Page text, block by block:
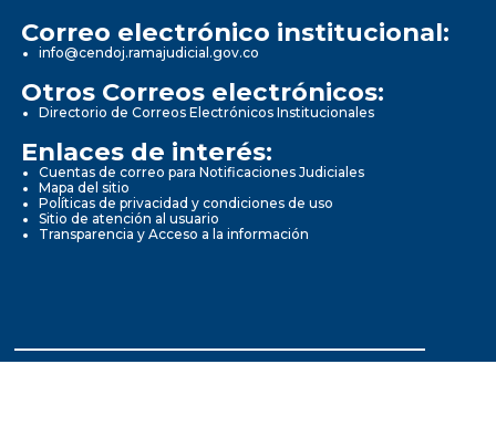
Correo electrónico institucional:
info@cendoj.ramajudicial.gov.co
Otros Correos electrónicos:
Directorio de Correos Electrónicos Institucionales
Enlaces de interés:
Cuentas de correo para Notificaciones Judiciales
Mapa del sitio
Políticas de privacidad y condiciones de uso
Sitio de atención al usuario
Transparencia y Acceso a la información